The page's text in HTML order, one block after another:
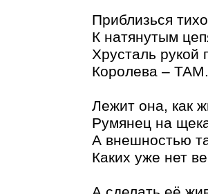
Приблизься
К натянутым
Хрусталь рукой
Королева – ТАМ.
Лежит она, как
Румянец на
А внешностью
Каких уже нет